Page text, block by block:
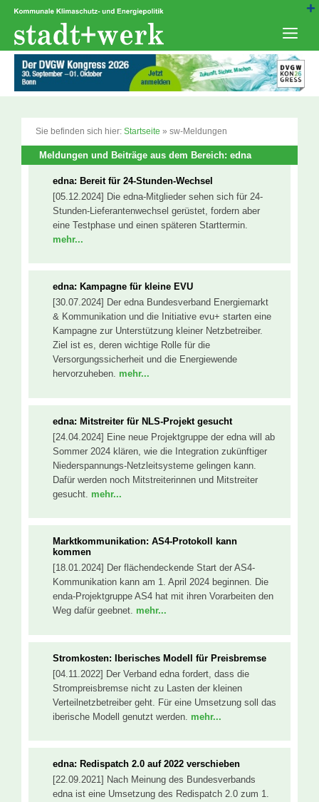
Zum
springen
Sie befinden sich hier: Startseite » sw-Meldungen
Meldungen und Beiträge aus dem Bereich: edna
edna: Bereit für 24-Stunden-Wechsel
[05.12.2024] Die edna-Mitglieder sehen sich für 24-
Stunden-Lieferantenwechsel gerüstet, fordern aber
eine Testphase und einen späteren Starttermin.
mehr...
edna: Kampagne für kleine EVU
[30.07.2024] Der edna Bundesverband Energiemarkt
& Kommunikation und die Initiative evu+ starten eine
Kampagne zur Unterstützung kleiner Netzbetreiber.
Ziel ist es, deren wichtige Rolle für die
Versorgungssicherheit und die Energiewende
hervorzuheben. mehr...
edna: Mitstreiter für NLS-Projekt gesucht
[24.04.2024] Eine neue Projektgruppe der edna will ab
Sommer 2024 klären, wie die Integration zukünftiger
Niederspannungs-Netzleitsysteme gelingen kann.
Dafür werden noch Mitstreiterinnen und Mitstreiter
gesucht. mehr...
Marktkommunikation: AS4-Protokoll kann
kommen
[18.01.2024] Der flächendeckende Start der AS4-
Kommunikation kann am 1. April 2024 beginnen. Die
enda-Projektgruppe AS4 hat mit ihren Vorarbeiten den
Weg dafür geebnet. mehr...
Stromkosten: Iberisches Modell für Preisbremse
[04.11.2022] Der Verband edna fordert, dass die
Strompreisbremse nicht zu Lasten der kleinen
Verteilnetzbetreiber geht. Für eine Umsetzung soll das
iberische Modell genutzt werden. mehr...
edna: Redispatch 2.0 auf 2022 verschieben
[22.09.2021] Nach Meinung des Bundesverbands
edna ist eine Umsetzung des Redispatch 2.0 zum 1.